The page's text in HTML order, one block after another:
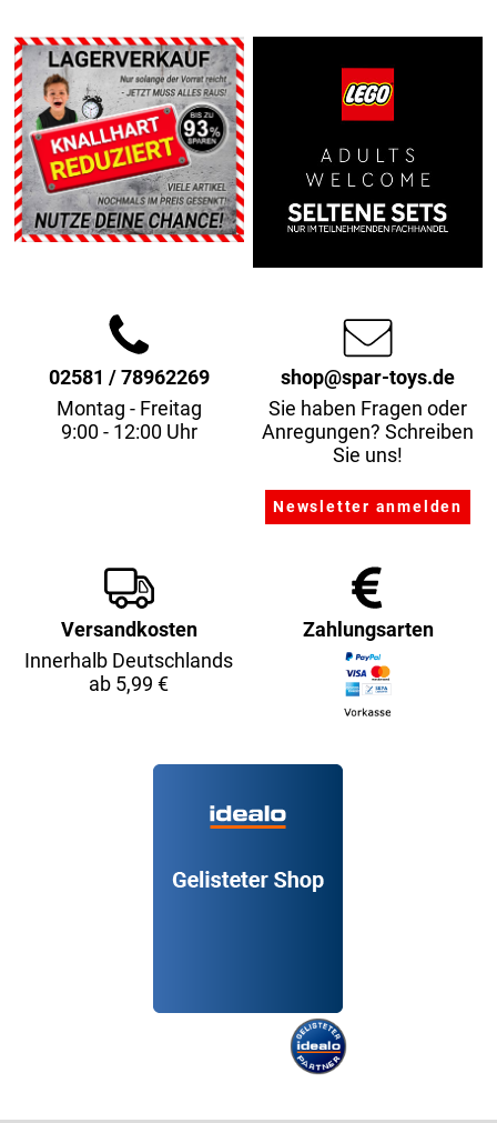
02581 / 78962269
Montag - Freitag
9:00 - 12:00 Uhr
shop@spar-toys.de
Sie haben Fragen oder
Anregungen? Schreiben
Sie uns!
Versandkosten
Innerhalb Deutschlands
ab 5,99 €
Zahlungsarten